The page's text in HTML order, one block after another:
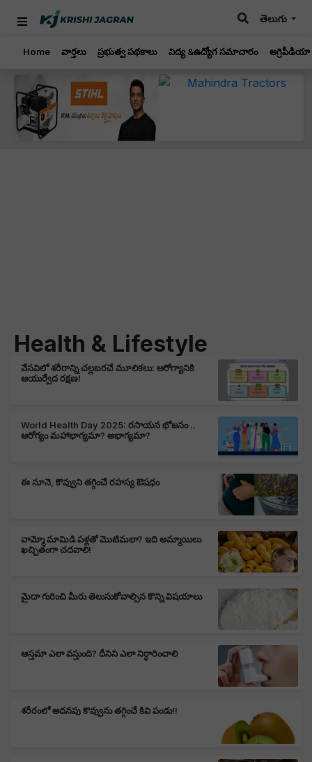
తెలుగు
Home వార్తలు ప్రభుత్వ పథకాలు విద్య &ఉద్యోగ సమాచారం అగ్రిపీడియా
Health & Lifestyle
వేసవిలో శరీరాన్ని చల్లబరచే మూలికలు: ఆరోగ్యానికి
ఆయుర్వేద రక్షణ!
World Health Day 2025: రసాయన భోజనం ..
ఆరోగ్యం మహాభాగ్యమా? అభాగ్యమా?
ఈ నూనె, కొవ్వుని తగ్గించే రహస్య ఔషధం
వామ్మో మామిడి పళ్లతో మొటిమలా? ఇది అమ్మాయిలు
ఖచ్చితంగా చదవాలి!
మైదా గురించి మీరు తెలుసుకోవాల్సిన కొన్ని విషయాలు
ఆస్తమా ఎలా వస్తుంది? దీనిని ఎలా నిర్ధారించాలి
శరీరంలో అదనపు కొవ్వును తగ్గించే కివి పండు!!